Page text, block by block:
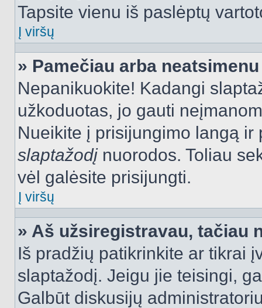
Tapsite vienu iš paslėptų
Į viršų
» Pamečiau arba
Nepanikuokite! Kadangi
užkoduotas, jo gauti
Nueikite į prisijungimo langą
slaptažodįnuorodos. Toliau
vėl galėsite prisijungti.
Į viršų
» Aš užsiregistravau, tačiau
Iš pradžių patikrinkite ar tikrai
slaptažodį. Jeigu jie teisingi,
Galbūt diskusijų